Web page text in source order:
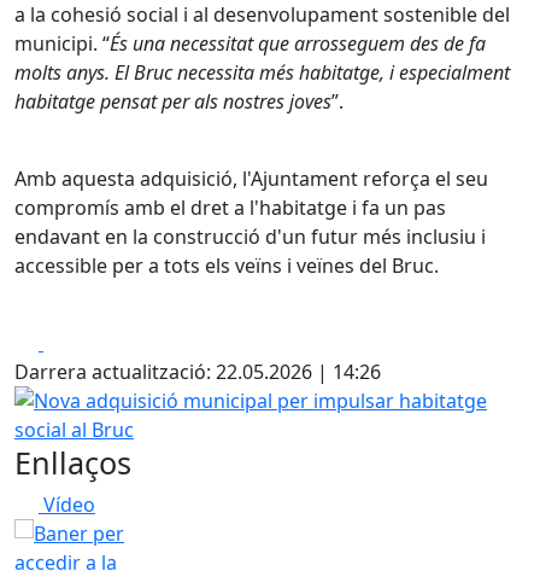
a la cohesió social i al desenvolupament sostenible del
municipi. “És una necessitat que arrosseguem des de fa
molts anys. El Bruc necessita més habitatge, i especialment
habitatge pensat per als nostres joves”.
Amb aquesta adquisició, l'Ajuntament reforça el seu
compromís amb el dret a l'habitatge i fa un pas
endavant en la construcció d'un futur més inclusiu i
accessible per a tots els veïns i veïnes del Bruc.
Darrera actualització: 22.05.2026 | 14:26
Nova adquisició municipal per impulsar habitatge social
Enllaços
Vídeo